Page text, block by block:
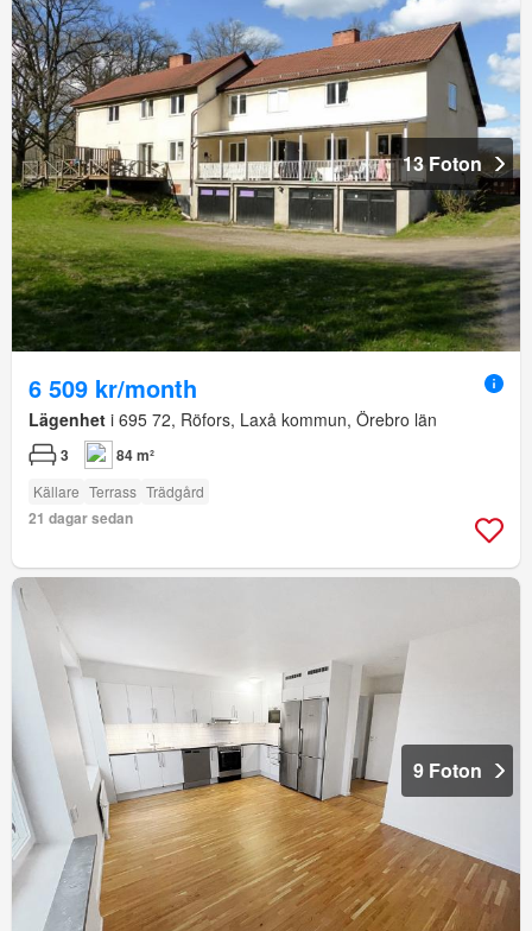
13 Foton
6 509 kr/month
Lägenhet i 695 72, Röfors, Laxå kommun, Örebro län
3 84 m²
Källare Terrass Trädgård
21 dagar sedan
9 Foton